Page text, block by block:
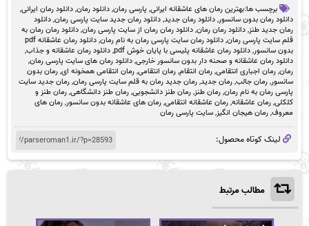
برچسب ها:بهترین رمان های عاشقانه ایرانی, پارسی رمان,دانلود رمان,دانلود رمان ایرانی,
دانلود رمان بدون سانسور,دانلود رمان جدید,دانلود رمان جدید سایت پارسی رمان,دانلود
رمان جدید طنز,دانلود رمان رمان,دانلود رمان رمان از سایت پارسی رمان,دانلود رمان رمان به
قلم سایت پارسی رمان,دانلود رمان سایت پارسی رمان به نام رمان,
دانلود رمان عاشقانه pdf
بدون سانسور,دانلود رمان عاشقانه پلیسی با پایان خوش pdf ,دانلود رمان عاشقانه و جذاب,
دانلود رمان عاشقانه و صحنه دار بدون سانسور خارجی,دانلود رمان های سایت پارسی رمان,
رمان,رمان اجباری انتقامی,رمان انتقام,رمان انتقامی,رمان انتقامی همخونه ای,رمان بدون
سانسور,رمان جالب,رمان جدید,رمان جدید رمان به قلم سایت پارسی رمان,رمان جدید سایت
پارسی رمان به نام رمان,رمان طنز,رمان طنز دانشجویی,رمان طنز دانشگاهی,رمان طنز و
کلکلی,رمان عاشقانه,رمان عاشقانه انتقامی,رمان های عاشقانه بدون سانسور,رمان های
معروف,رمان هیجان انگیز,سایت پارسی رمان
لینک کوتاه محصول:
مطالب مرتبط